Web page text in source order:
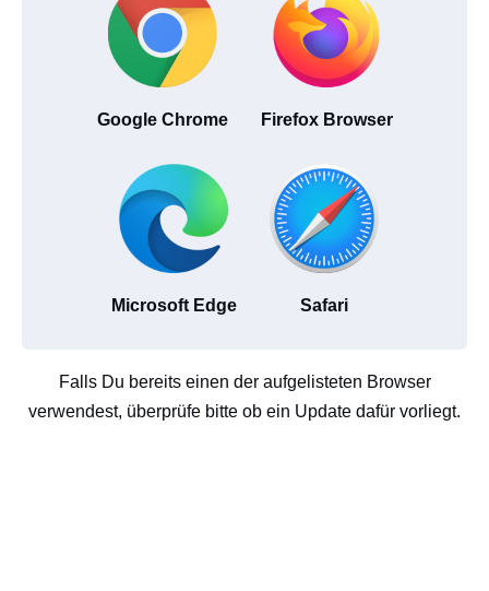
Google Chrome Firefox Browser
Microsoft Edge Safari
Falls Du bereits einen der aufgelisteten Browser
verwendest, überprüfe bitte ob ein Update dafür vorliegt.